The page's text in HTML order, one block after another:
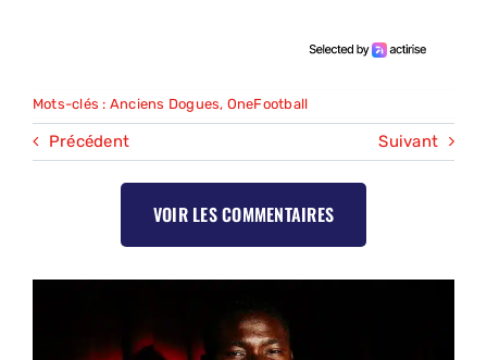
Mots-clés : Anciens Dogues, OneFootball
Précédent Suivant
VOIR LES COMMENTAIRES